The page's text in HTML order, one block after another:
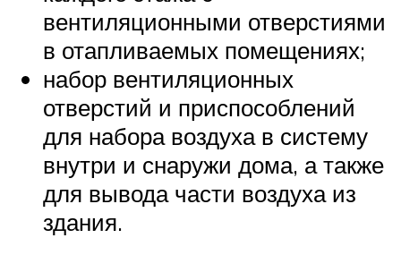
вентиляционными отверстиями
в отапливаемых помещениях;
набор вентиляционных
отверстий и приспособлений
для набора воздуха в систему
внутри и снаружи дома, а также
для вывода части воздуха из
здания.